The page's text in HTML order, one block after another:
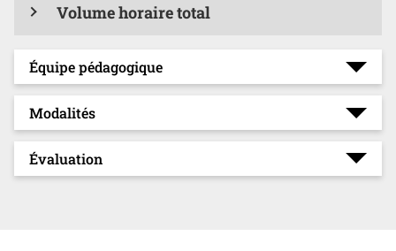
Volume horaire total
Équipe pédagogique
Modalités
Évaluation